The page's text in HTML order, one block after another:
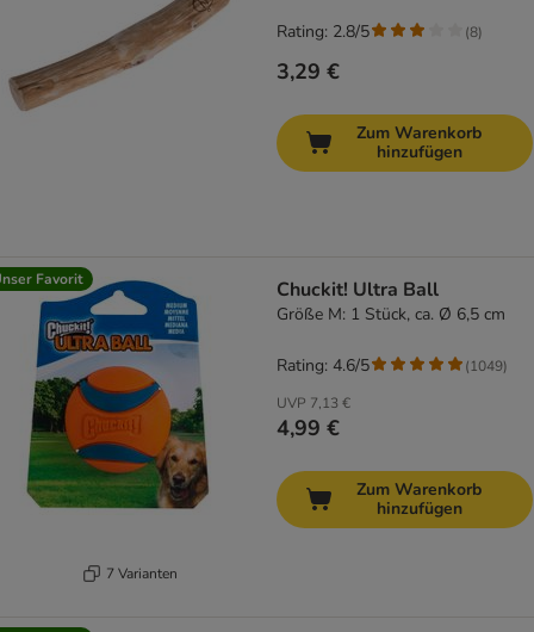
3,29 €
Rating: 2.8/5 (8)
Zum Warenkorb
hinzufügen
Favorit
7 Varianten
Chuckit! Ultra Ball
Größe M: 1 Stück, ca. Ø 6,5 cm
UVP 7,13 €
4,99 €
Rating: 4.6/5 (1049)
Zum Warenkorb
hinzufügen